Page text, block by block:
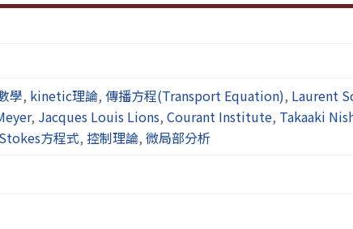
學, kinetic理論, 傳播方程(Transport Equation), Laurent
, Jacques Louis Lions, Courant Institute, Takaaki
方程式, 控制理論, 微局部分析